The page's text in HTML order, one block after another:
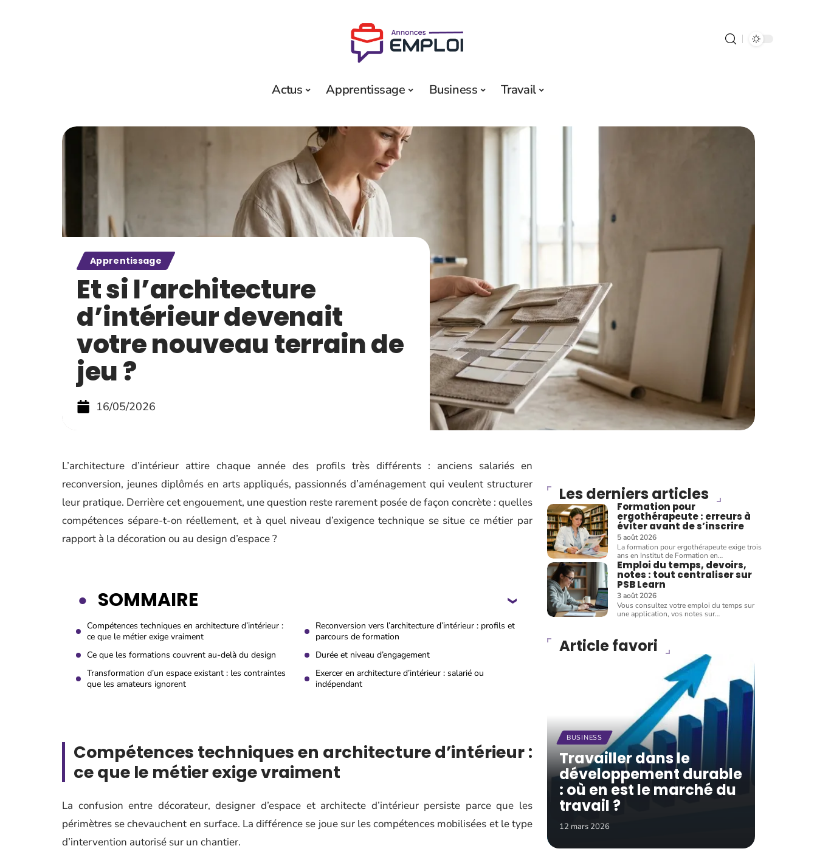
Actus Apprentissage Business Travail
Apprentissage
Et si l’architecture
d’intérieur devenait
votre nouveau terrain de
jeu ?
16/05/2026
L’architecture d’intérieur attire chaque année des profils très différents : anciens salariés en
reconversion, jeunes diplômés en arts appliqués, passionnés d’aménagement qui veulent structurer
leur pratique. Derrière cet engouement, une question reste rarement posée de façon concrète : quelles
compétences sépare-t-on réellement, et à quel niveau d’exigence technique se situe ce métier par
rapport à la décoration ou au design d’espace ?
SOMMAIRE
Compétences techniques en architecture d’intérieur :
ce que le métier exige vraiment
Reconversion vers l’architecture d’intérieur : profils et
parcours de formation
Ce que les formations couvrent au-delà du design
Durée et niveau d’engagement
Transformation d’un espace existant : les contraintes
que les amateurs ignorent
Exercer en architecture d’intérieur : salarié ou
indépendant
Compétences techniques en architecture d’intérieur :
ce que le métier exige vraiment
La confusion entre décorateur, designer d’espace et architecte d’intérieur persiste parce que les
périmètres se chevauchent en surface. La différence se joue sur les compétences mobilisées et le type
d’intervention autorisé sur un chantier.
Les derniers articles
Formation pour
ergothérapeute : erreurs à
éviter avant de s’inscrire
5 août 2026
La formation pour ergothérapeute exige trois
ans en Institut de Formation en…
Emploi du temps, devoirs,
notes : tout centraliser sur
PSB Learn
3 août 2026
Vous consultez votre emploi du temps sur
une application, vos notes sur…
Article favori
BUSINESS
Travailler dans le
développement durable
: où en est le marché du
travail ?
12 mars 2026